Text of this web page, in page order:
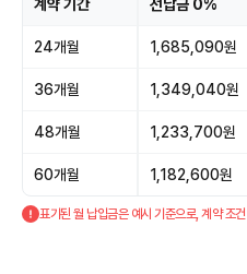
계약 기간 선납금 0%
24개월 1,685,090원
36개월 1,349,040원
48개월 1,233,700원
60개월 1,182,600원
표기된 월 납입금은 예시 기준으로, 계약 조